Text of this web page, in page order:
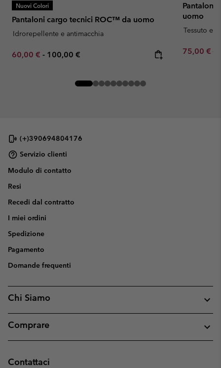
Nuovi Colori
Pantaloni cargo tecnici ROC™ da uomo
Idrorepellente e antimacchia
Minimum sale price:
60,00 € - Maximum price:
100,00 €
Pantaloni
uomo
Tessuto
Sale price:
75,00 €
(+)390694804176
Servizio clienti
Modulo di contatto
Resi
Recedi dal contratto
I miei ordini
Spedizione
Pagamento
Domande frequenti
Chi Siamo
Comprare
Contattaci